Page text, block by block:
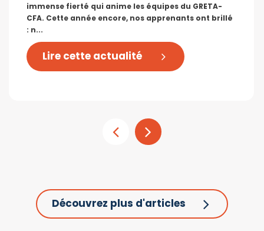
immense fierté qui anime les équipes du GRETA-
CFA. Cette année encore, nos apprenants ont brillé
: n...
Lire cette actualité
Découvrez plus d'articles